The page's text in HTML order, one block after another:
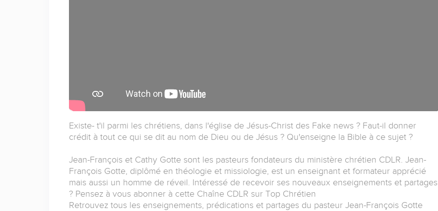
Existe- t'il parmi les chrétiens, dans l'église de Jésus-Christ des Fake news ? Faut-il donner
crédit à tout ce qui se dit au nom de Dieu ou de Jésus ? Qu'enseigne la Bible à ce sujet ?
Jean-François et Cathy Gotte sont les pasteurs fondateurs du ministère chrétien CDLR. Jean-
François Gotte, diplômé en théologie et missiologie, est un enseignant et formateur apprécié
mais aussi un homme de réveil. Intéressé de recevoir ses nouveaux enseignements et partages
? Pensez à vous abonner à cette Chaîne CDLR sur Top Chrétien
Retrouvez tous les enseignements, prédications et partages du pasteur Jean-François Gotte